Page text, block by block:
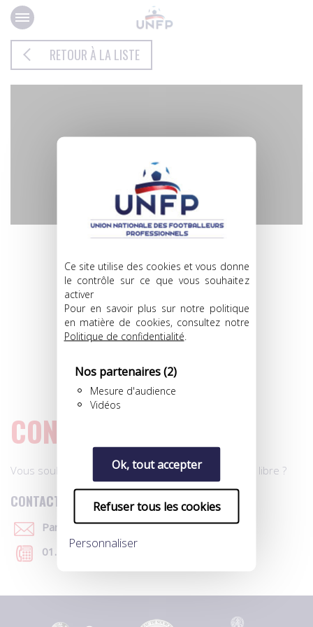
Panneau de gestion des cookies
Ce site utilise des cookies et vous donne
le contrôle sur ce que vous souhaitez
activer
Pour en savoir plus sur notre politique
en matière de cookies, consultez notre
Politique de confidentialité
Nos partenaires(2)
Mesure d'audience
Vidéos
Ok, tout accepter
Refuser tous les cookies
Personnaliser
RETOUR À LA LISTE
BILEL
AOUACHERIA
SANS CLUB-ADH
ATTAQUANT
Né le 02/04/1994
Nat. Française • Algérienne
CONTACT
Vous souhaitez des renseignements sur un joueur libre ?
CONTACTEZ-NOUS
Par e-mail
01.40.39.91.07